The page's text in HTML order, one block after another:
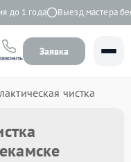
1 года Выезд мастера
Заявка
чистка